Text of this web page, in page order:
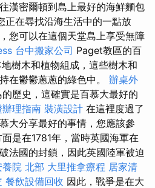
漢密爾頓到島上最好的海鮮麵包
正在尋找沿海生活中的一點放
您可以在這個天堂島上享受無障
台中搬家公司 Paget教區的百
樹木和植物組成，這些樹木和
在鬱鬱蔥蔥的綠色中。 辦桌外
歷史，這確實是百慕大最好的
理指南 裝潢設計 在這裡度過了
大分享最好的事情，您應該參
是在1781年，當時英國海軍在
法國的封鎖，因此英國陸軍被迫
養院 北部 大里推拿療程 居家清
餐飲設備回收 因此，戰爭是在大